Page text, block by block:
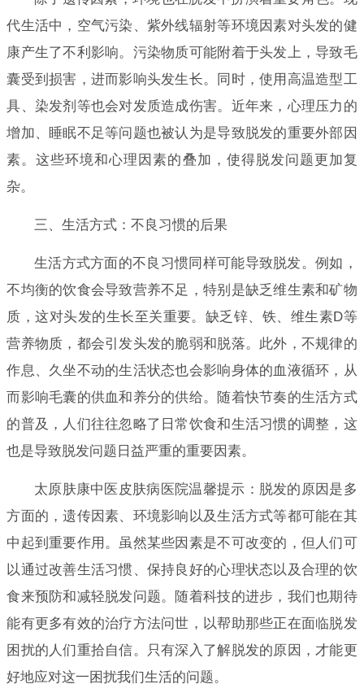
代生活中，空气污染、紫外线辐射等环境因素对头发的健
康产生了不利影响。污染物质可能附着于头发上，导致毛
囊受到损害，进而影响头发生长。同时，使用高温造型工
具、染发剂等也会对发质造成伤害。近年来，心理压力的
增加、睡眠不足等问题也被认为是导致脱发的重要外部因
素。这些环境和心理因素的叠加，使得脱发问题更加复
杂。
三、生活方式：不良习惯的后果
生活方式方面的不良习惯同样可能导致脱发。例如，
不均衡的饮食会导致营养不足，特别是缺乏维生素和矿物
质，这对头发的生长至关重要。缺乏锌、铁、维生素D等
营养物质，都会引发头发的脆弱和脱落。此外，不规律的
作息、久坐不动的生活状态也会影响身体的血液循环，从
而影响毛囊的供血和养分的供给。随着快节奏的生活方式
的普及，人们往往忽略了日常饮食和生活习惯的调整，这
也是导致脱发问题日益严重的重要因素。
太原肤康中医皮肤病医院温馨提示：脱发的原因是多
方面的，遗传因素、环境影响以及生活方式等都可能在其
中起到重要作用。虽然某些因素是不可改变的，但人们可
以通过改善生活习惯、保持良好的心理状态以及合理的饮
食来预防和减轻脱发问题。随着科技的进步，我们也期待
能有更多有效的治疗方法问世，以帮助那些正在面临脱发
困扰的人们重拾自信。只有深入了解脱发的原因，才能更
好地应对这一困扰我们生活的问题。